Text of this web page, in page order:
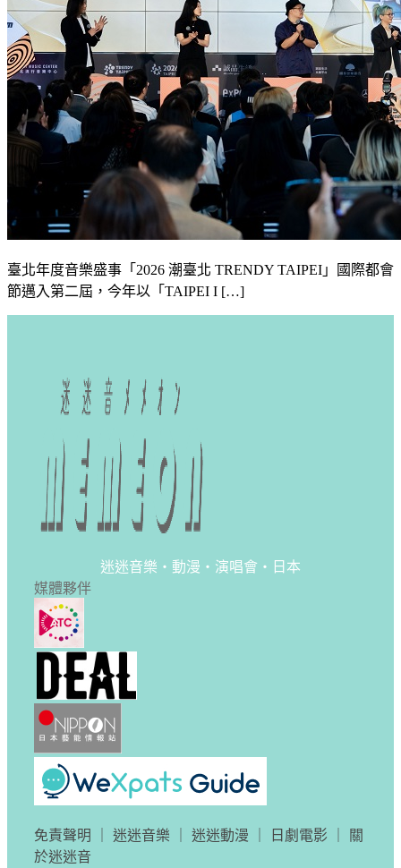
臺北年度音樂盛事「2026 潮臺北 TRENDY TAIPEI」國際都會
節邁入第二屆，今年以「TAIPEI I […]
迷迷音樂・動漫・演唱會・日本
媒體夥伴
免責聲明 迷迷音樂 迷迷動漫 日劇電影
關
於迷迷音